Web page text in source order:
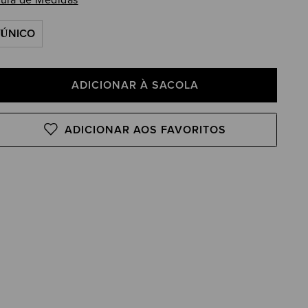
ÚNICO